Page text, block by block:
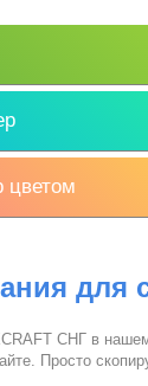
цветом
для
СНГ в
Просто